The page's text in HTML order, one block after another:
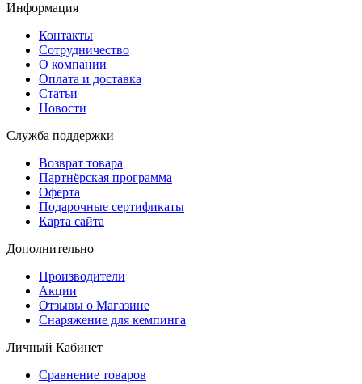
Информация
Контакты
Сотрудничество
О компании
Оплата и доставка
Статьи
Новости
Служба поддержки
Возврат товара
Партнёрская программа
Оферта
Подарочные сертификаты
Карта сайта
Дополнительно
Производители
Акции
Отзывы о Магазине
Снаряжение для кемпинга
Личный Кабинет
Сравнение товаров